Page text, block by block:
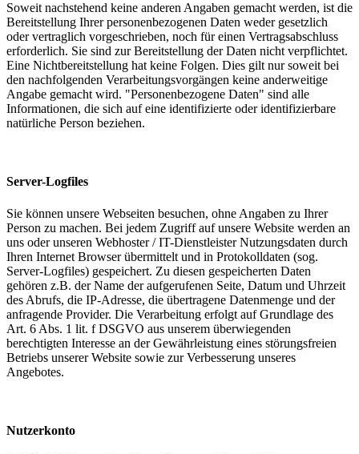
Soweit nachstehend keine anderen Angaben gemacht werden, ist die
Bereitstellung Ihrer personenbezogenen Daten weder gesetzlich
oder vertraglich vorgeschrieben, noch für einen Vertragsabschluss
erforderlich. Sie sind zur Bereitstellung der Daten nicht verpflichtet.
Eine Nichtbereitstellung hat keine Folgen. Dies gilt nur soweit bei
den nachfolgenden Verarbeitungsvorgängen keine anderweitige
Angabe gemacht wird. "Personenbezogene Daten" sind alle
Informationen, die sich auf eine identifizierte oder identifizierbare
natürliche Person beziehen.
Server-Logfiles
Sie können unsere Webseiten besuchen, ohne Angaben zu Ihrer
Person zu machen. Bei jedem Zugriff auf unsere Website werden an
uns oder unseren Webhoster / IT-Dienstleister Nutzungsdaten durch
Ihren Internet Browser übermittelt und in Protokolldaten (sog.
Server-Logfiles) gespeichert. Zu diesen gespeicherten Daten
gehören z.B. der Name der aufgerufenen Seite, Datum und Uhrzeit
des Abrufs, die IP-Adresse, die übertragene Datenmenge und der
anfragende Provider. Die Verarbeitung erfolgt auf Grundlage des
Art. 6 Abs. 1 lit. f DSGVO aus unserem überwiegenden
berechtigten Interesse an der Gewährleistung eines störungsfreien
Betriebs unserer Website sowie zur Verbesserung unseres
Angebotes.
Nutzerkonto